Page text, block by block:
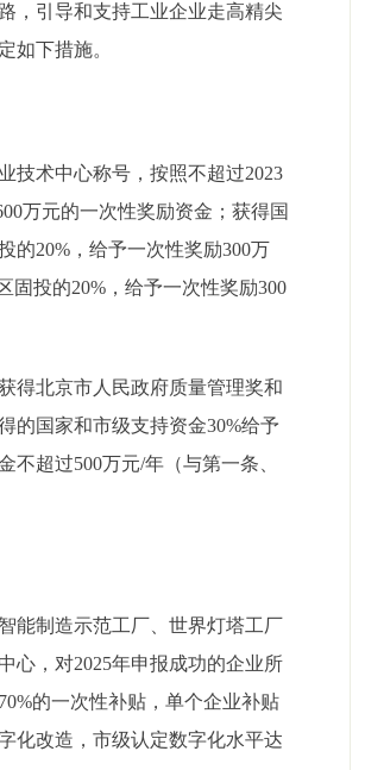
，引导和支持工业企业走高精尖
如下措施。
技术中心称号，按照不超过2023
万元的一次性奖励资金；获得国
的20% ，给予一次性奖励300万
固投的20% ，给予一次性奖励300
得北京市人民政府质量管理奖和
的国家和市级支持资金30%给予
不超过500万元/年（与第一条、
能制造示范工厂、世界灯塔工厂
心，对2025年申报成功的企业所
70%的一次性补贴，单个企业补贴
化改造，市级认定数字化水平达